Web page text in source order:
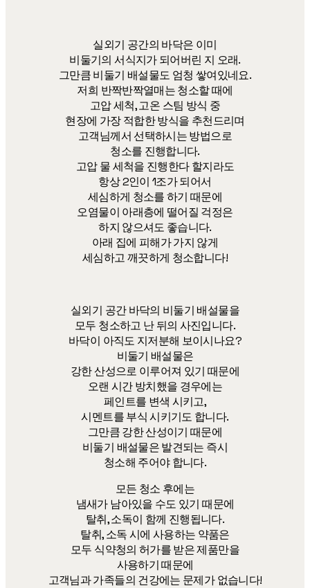
실외기 공간의 바닥은 이미
비둘기의 서식지가 되어버린 지 오래.
그만큼 비둘기 배설물도 엄청 쌓여있네요.
저희 반짝반짝열매는 청소할 때에
고압 세척, 고온 스팀 방식 중
현장에 가장 적합한 방식을 추천드리며
고객님께서 선택하시는 방법으로
청소를 진행합니다.
고압 물 세척을 진행한다 할지라도
항상 2인이 1조가 되어서
세심하게 청소를 하기 때문에
오염물이 아래층에 떨어질 걱정은
하지 않으셔도 좋습니다.
아래 집에 피해가 가지 않게
세심하고 깨끗하게 청소합니다!
실외기 공간 바닥의 비둘기 배설물을
모두 청소하고 난 뒤의 사진입니다.
바닥이 아직도 지저분해 보이시나요?
비둘기 배설물은
강한 산성으로 이루어져 있기 때문에
오랜 시간 방치했을 경우에는
페인트를 변색 시키고,
시멘트를 부식 시키기도 합니다.
그만큼 강한 산성이기 때문에
비둘기 배설물은 발견되는 즉시
청소해 주어야 합니다.
모든 청소 후에는
냄새가 남아있을 수도 있기 때문에
탈취, 소독이 함께 진행됩니다.
탈취, 소독 시에 사용하는 약품은
모두 식약청의 허가를 받은 제품만을
사용하기 때문에
고객님과 가족들의 건강에는 문제가 없습니다!